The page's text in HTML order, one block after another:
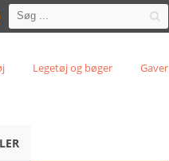
Legetøj og bøger Gaver